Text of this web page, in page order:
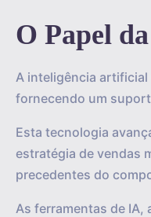
O Papel
A inteligência artificial
fornecendo um
Esta tecnologia
estratégia de vendas
precedentes do
As ferramentas de IA,